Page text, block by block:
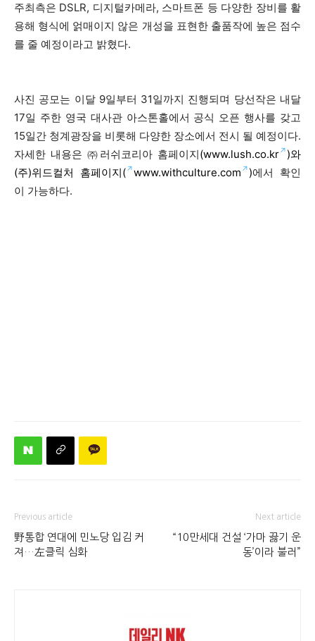
주최측은 DSLR, 디지털카메라, 스마트폰 등 다양한 장비를 활
용해 형식에 얽매이지 않은 개성을 표현한 출품작에 높은 점수
를 줄 예정이라고 밝혔다.
사진 공모는 이달 9일부터 31일까지 진행되며 당선작은 내달
17일 주한 영국 대사관 아스톤홀에서 공식 오픈 행사를 갖고
15일간 청계광장을 비롯해 다양한 장소에서 전시 될 예정이다.
자세한 내용은 ㈜러쉬코리아 홈페이지(www.lush.co.kr
)와
(주)위드컬처 홈페이지( www.withculture.com )에서 확인
이 가능하다.
Previous article
野통합 연대에 민노당 입김 커
져…左클릭 심화
Next article
“10만세대 건설 ‘가마 끓기 운
동’이라 불러”